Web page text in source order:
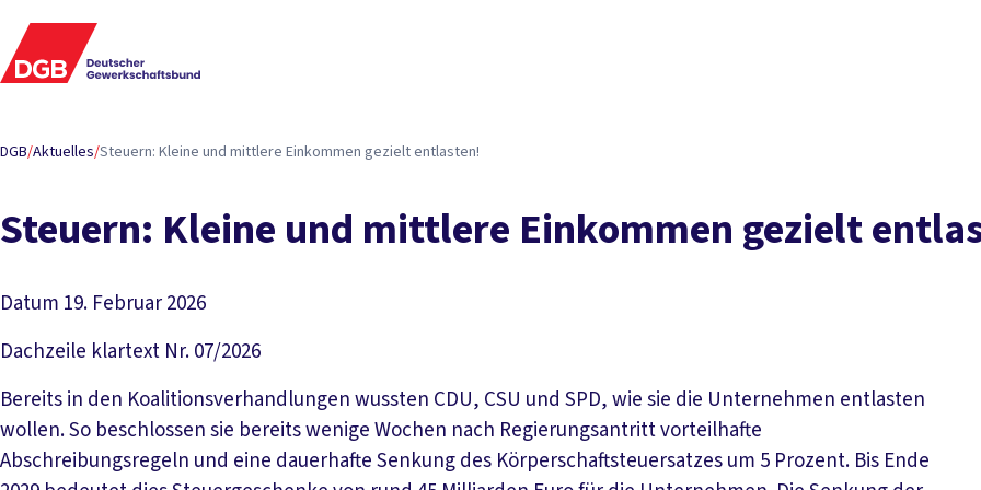
DGB/Aktuelles/Steuern: Kleine und mittlere Einkommen gezielt entlasten!
Steuern: Kleine und mittlere Einkommen gezielt
Datum 19. Februar 2026
Dachzeile klartext Nr. 07/2026
Bereits in den Koalitionsverhandlungen wussten CDU, CSU und SPD, wie sie die Unternehmen entlasten
wollen. So beschlossen sie bereits wenige Wochen nach Regierungsantritt vorteilhafte
Abschreibungsregeln und eine dauerhafte Senkung des Körperschaftsteuersatzes um 5 Prozent. Bis Ende